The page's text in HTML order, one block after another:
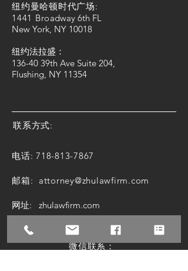
纽约曼哈顿时代广场:
1441 Broadway 6th FL
New York, NY 10018
纽约法拉盛：
136-40 39th Ave Suite 204,
Flushing, NY 11354
联系方式:
电话: 718-813-7867
邮箱: attorney@zhulawfirm.com
网址: zhulawfirm.com
微信联系：